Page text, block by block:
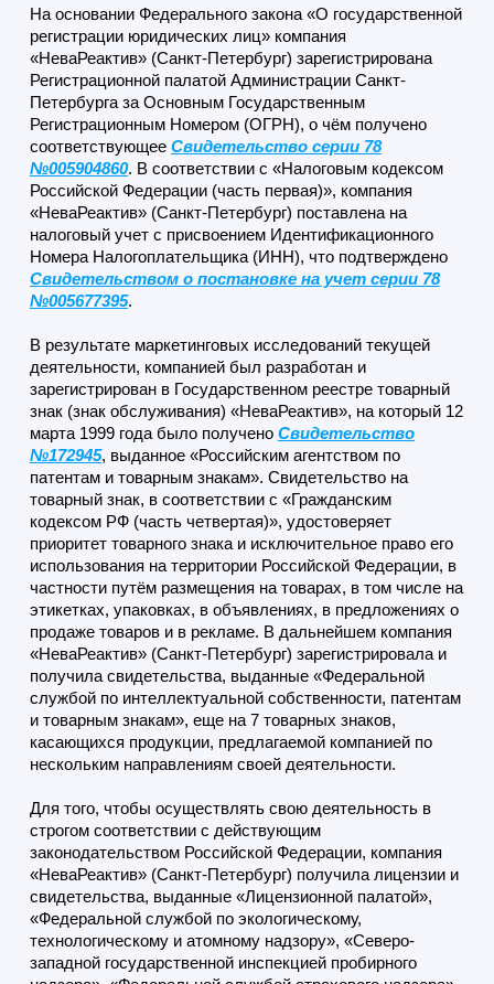
На основании Федерального закона «О государственной
регистрации юридических лиц» компания
«НеваРеактив» (Санкт-Петербург) зарегистрирована
Регистрационной палатой Администрации Санкт-
Петербурга за Основным Государственным
Регистрационным Номером (ОГРН), о чём получено
соответствующее Свидетельство серии 78
№005904860. В соответствии с «Налоговым кодексом
Российской Федерации (часть первая)», компания
«НеваРеактив» (Санкт-Петербург) поставлена на
налоговый учет с присвоением Идентификационного
Номера Налогоплательщика (ИНН), что подтверждено
Свидетельством о постановке на учет серии 78
№005677395.
В результате маркетинговых исследований текущей
деятельности, компанией был разработан и
зарегистрирован в Государственном реестре товарный
знак (знак обслуживания) «НеваРеактив», на который 12
марта 1999 года было получено Свидетельство
№172945, выданное «Российским агентством по
патентам и товарным знакам». Свидетельство на
товарный знак, в соответствии с «Гражданским
кодексом РФ (часть четвертая)», удостоверяет
приоритет товарного знака и исключительное право его
использования на территории Российской Федерации, в
частности путём размещения на товарах, в том числе на
этикетках, упаковках, в объявлениях, в предложениях о
продаже товаров и в рекламе. В дальнейшем компания
«НеваРеактив» (Санкт-Петербург) зарегистрировала и
получила свидетельства, выданные «Федеральной
службой по интеллектуальной собственности, патентам
и товарным знакам», еще на 7 товарных знаков,
касающихся продукции, предлагаемой компанией по
нескольким направлениям своей деятельности.
Для того, чтобы осуществлять свою деятельность в
строгом соответствии с действующим
законодательством Российской Федерации, компания
«НеваРеактив» (Санкт-Петербург) получила лицензии и
свидетельства, выданные «Лицензионной палатой»,
«Федеральной службой по экологическому,
технологическому и атомному надзору», «Северо-
западной государственной инспекцией пробирного